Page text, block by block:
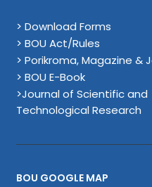
> Download Forms
> BOU Act/Rules
> Porikroma, Magazine &
> BOU E-Book
>Journal of Scientific and
Technological Research
BOU GOOGLE MAP